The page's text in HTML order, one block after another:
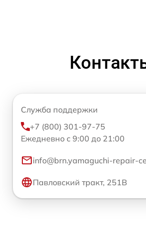
Служба поддержки
+7 (800) 301-97-75
Ежедневно с 9:00 до 21:00
info@brn.yamaguchi-repair-
Павловский тракт, 251В